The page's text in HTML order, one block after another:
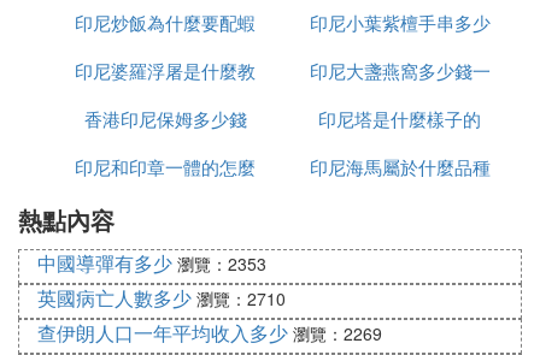
付訂單
印尼炒飯為什麼要配蝦
片
印尼小葉紫檀手串多少
錢
印尼婆羅浮屠是什麼教
印尼大盞燕窩多少錢一
克
香港印尼保姆多少錢
印尼塔是什麼樣子的
印尼和印章一體的怎麼
印尼海馬屬於什麼品種
熱點內容
中國導彈有多少 瀏覽：2353
英國病亡人數多少 瀏覽：2710
查伊朗人口一年平均收入多少 瀏覽：2269